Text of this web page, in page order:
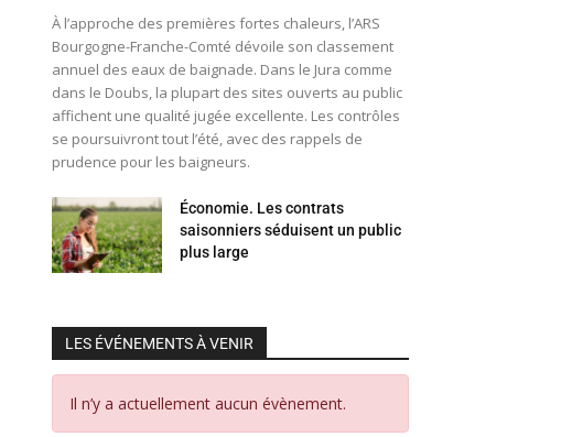
À l’approche des premières fortes chaleurs, l’ARS
Bourgogne-Franche-Comté dévoile son classement
annuel des eaux de baignade. Dans le Jura comme
dans le Doubs, la plupart des sites ouverts au public
affichent une qualité jugée excellente. Les contrôles
se poursuivront tout l’été, avec des rappels de
prudence pour les baigneurs.
Économie. Les contrats
saisonniers séduisent un public
plus large
LES ÉVÉNEMENTS À VENIR
Il n’y a actuellement aucun évènement.